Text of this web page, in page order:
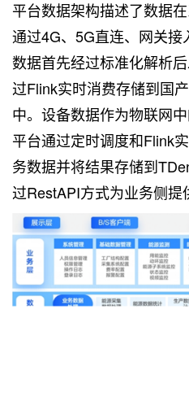
平台数据架构描述了数据
通过4G、5G直连、网关
数据首先经过标准化解析
过Flink实时消费存储到国
中。设备数据作为物联网
平台通过定时调度和Flink
务数据并将结果存储到
过RestAPI方式为业务侧提